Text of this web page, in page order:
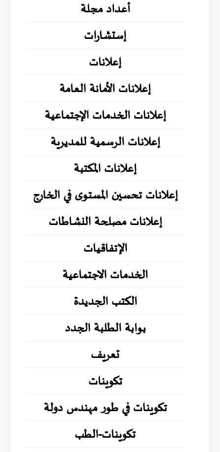
أعداد مجلة
إستشارات
إعلانات
إعلانات الأمانة العامة
إعلانات الخدمات الإجتماعية
إعلانات الرسمية للمديرية
إعلانات المكتبة
إعلانات تحسين المستوى في الخارج
إعلانات مصلحة النشاطات
الإتفاقيات
الخدمات الاجتماعية
الكتب الجديدة
بوابة الطلبة الجدد
تعريف
تكوينات
تكوينات في طور مهندس دولة
تكوينات-الطب